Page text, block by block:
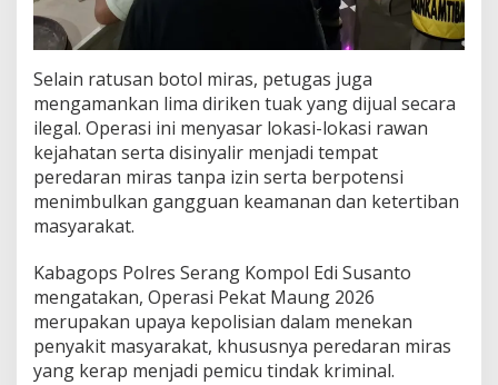
Selain ratusan botol miras, petugas juga
mengamankan lima diriken tuak yang dijual secara
ilegal. Operasi ini menyasar lokasi-lokasi rawan
kejahatan serta disinyalir menjadi tempat
peredaran miras tanpa izin serta berpotensi
menimbulkan gangguan keamanan dan ketertiban
masyarakat.
Kabagops Polres Serang Kompol Edi Susanto
mengatakan, Operasi Pekat Maung 2026
merupakan upaya kepolisian dalam menekan
penyakit masyarakat, khususnya peredaran miras
yang kerap menjadi pemicu tindak kriminal.